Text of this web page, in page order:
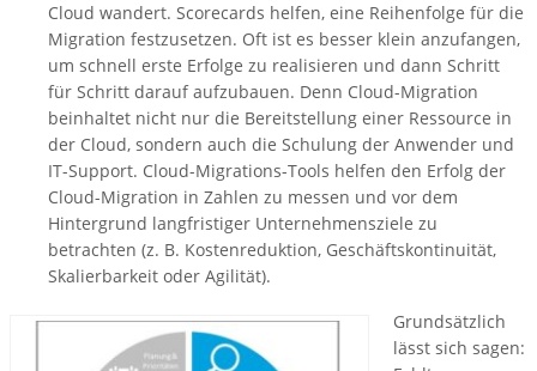
Cloud wandert. Scorecards helfen, eine Reihenfolge für die
Migration festzusetzen. Oft ist es besser klein anzufangen,
um schnell erste Erfolge zu realisieren und dann Schritt
für Schritt darauf aufzubauen. Denn Cloud-Migration
beinhaltet nicht nur die Bereitstellung einer Ressource in
der Cloud, sondern auch die Schulung der Anwender und
IT-Support. Cloud-Migrations-Tools helfen den Erfolg der
Cloud-Migration in Zahlen zu messen und vor dem
Hintergrund langfristiger Unternehmensziele zu
betrachten (z. B. Kostenreduktion, Geschäftskontinuität,
Skalierbarkeit oder Agilität).
Grundsätzlich
lässt sich sagen: